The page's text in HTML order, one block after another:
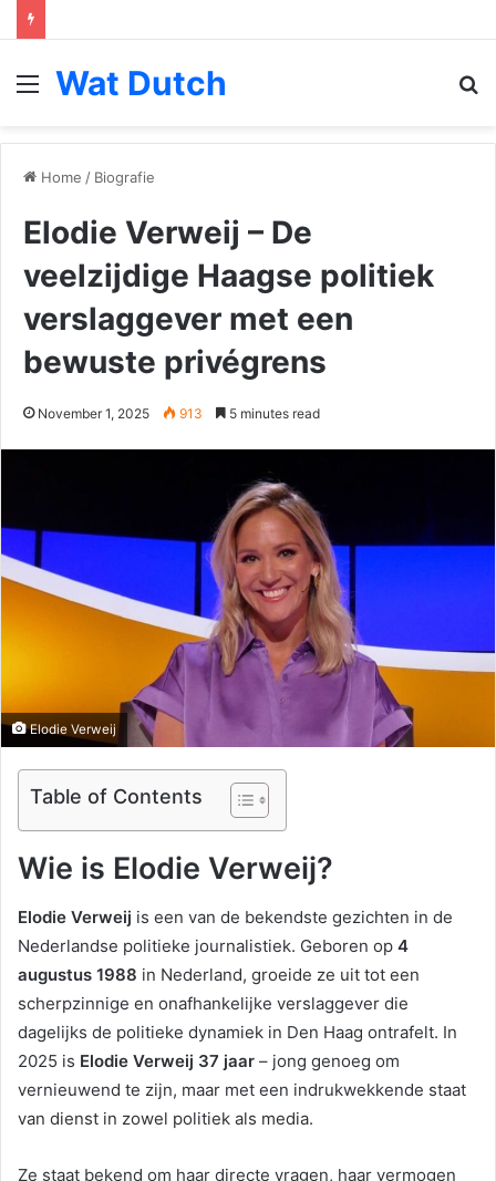
Menu
Wat Dutch
Home / Biografie
Elodie Verweij – De
veelzijdige Haagse politiek
verslaggever met een
bewuste privégrens
November 1, 2025 913 5 minutes read
Elodie Verweij
Table of Contents
Wie is Elodie Verweij?
Elodie Verweij is een van de bekendste gezichten in de
Nederlandse politieke journalistiek. Geboren op 4
augustus 1988 in Nederland, groeide ze uit tot een
scherpzinnige en onafhankelijke verslaggever die
dagelijks de politieke dynamiek in Den Haag ontrafelt. In
2025 is Elodie Verweij 37 jaar – jong genoeg om
vernieuwend te zijn, maar met een indrukwekkende staat
van dienst in zowel politiek als media.
Ze staat bekend om haar directe vragen, haar vermogen